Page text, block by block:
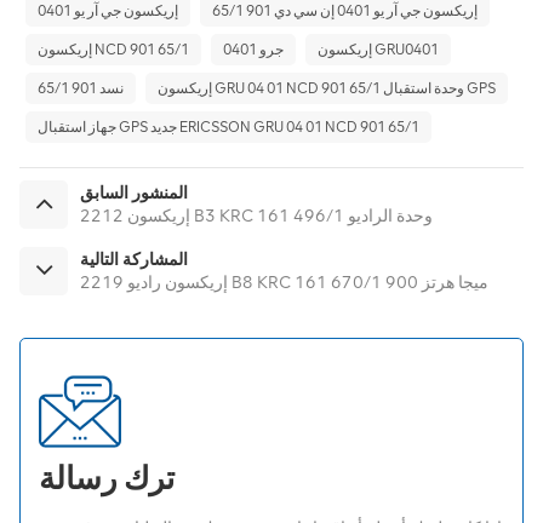
إريكسون جي آر يو 0401 إريكسون جي آر يو 0401 إن سي دي 901 65/1
إريكسون NCD 901 65/1 جرو 0401 إريكسون GRU0401
نسد 901 65/1 إريكسون GRU 04 01 NCD 901 65/1 وحدة استقبال GPS
جهاز استقبال GPS جديد ERICSSON GRU 04 01 NCD 901 65/1
المنشور السابق
إريكسون 2212 B3 KRC 161 496/1 وحدة الراديو
المشاركة التالية
إريكسون راديو 2219 B8 KRC 161 670/1 900 ميجا هرتز
ترك رسالة